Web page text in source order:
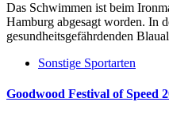
Das Schwimmen ist beim
Hamburg abgesagt worden. In
gesundheitsgefährdenden
Sonstige Sportarten
Goodwood Festival of Speed